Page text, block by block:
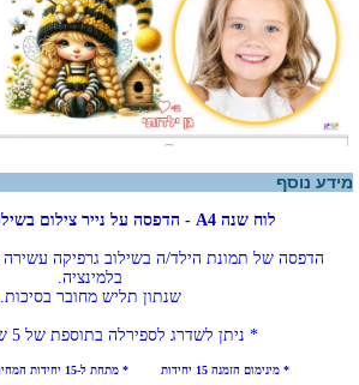
מידע נוסף
לוח שנה A4 - הדפסה על נייר צילום בשילוב שנתון תליש
הדפסה של תמונת הילד/ה בשילוב גרפיקה עשירה
בלמינציה.
שנתון תליש מחובר בסיכות.
* ניתן לשדרג לספירלה בתוספת של 5 ש"ח ליחידה.
* מינימום הזמנה 15 יחידות * מתחת ל-15 יחידות המחיר הוא 25 ש"ח ליחידה.